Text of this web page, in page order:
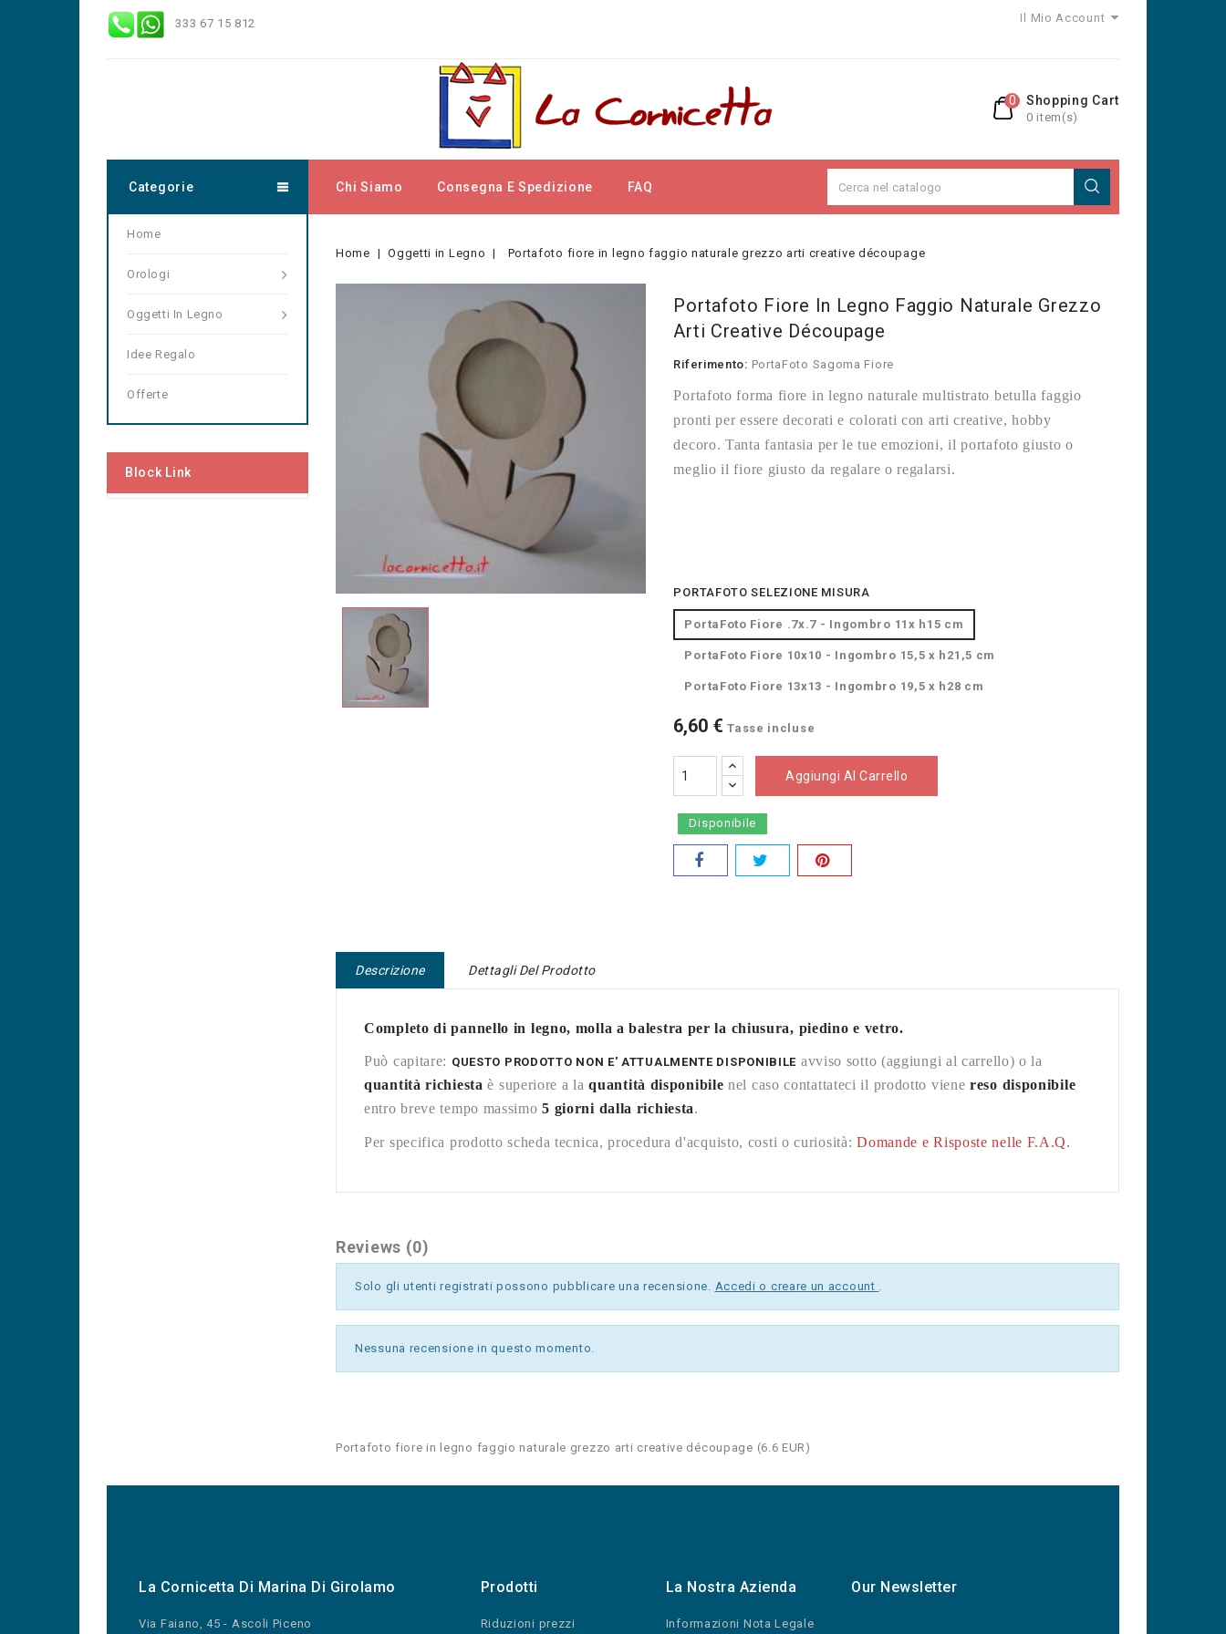
333 67 15 812 Il Mio Account
Shopping Cart
0 item(s)
0
Chi Siamo Consegna E Spedizione FAQ
Categorie
Home
Orologi
Oggetti In Legno
Idee Regalo
Offerte
Block Link
Home Oggetti in Legno Portafoto fiore in legno faggio naturale grezzo arti creative découpage
Portafoto Fiore In Legno Faggio Naturale Grezzo
Arti Creative Découpage
Riferimento: PortaFoto Sagoma Fiore
Portafoto forma fiore in legno naturale multistrato betulla faggio
pronti per essere decorati e colorati con arti creative, hobby
decoro. Tanta fantasia per le tue emozioni, il portafoto giusto o
meglio il fiore giusto da regalare o regalarsi.
PORTAFOTO SELEZIONE MISURA
PortaFoto Fiore .7x.7 - Ingombro 11x h15 cm
PortaFoto Fiore 10x10 - Ingombro 15,5 x h21,5 cm
PortaFoto Fiore 13x13 - Ingombro 19,5 x h28 cm
6,60 € Tasse incluse
Aggiungi Al Carrello
Disponibile
Descrizione Dettagli Del Prodotto
Completo di pannello in legno, molla a balestra per la chiusura, piedino e vetro.
Può capitare: QUESTO PRODOTTO NON E' ATTUALMENTE DISPONIBILE avviso sotto (aggiungi al carrello) o la
quantità richiesta è superiore a laquantità disponibile nel caso contattateci il prodotto vienereso disponibile
entro breve tempo massimo5 giorni dalla richiesta.
Per specifica prodotto scheda tecnica, procedura d'acquisto, costi o curiosità: Domande e Risposte nelle F.A.Q.
Reviews (0)
Solo gli utenti registrati possono pubblicare una recensione. Accedi o creare un account .
Nessuna recensione in questo momento.
Portafoto fiore in legno faggio naturale grezzo arti creative découpage (6.6 EUR )
La Cornicetta Di Marina Di Girolamo
Via Faiano, 45 - Ascoli Piceno
Prodotti
Riduzioni prezzi
La Nostra Azienda
Informazioni Nota Legale
Our Newsletter